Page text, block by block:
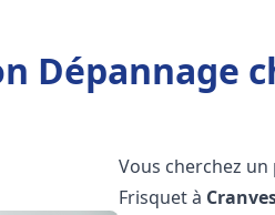
Dépannage
Vous cherchez
Frisquet à